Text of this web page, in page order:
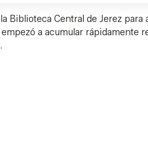
Biblioteca Central de Jerez
a acumular rápidamente